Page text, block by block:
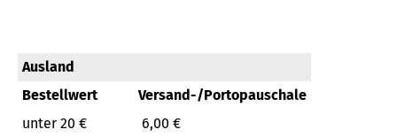
Ausland
Bestellwert
Versand-/Portopauschale
unter 20 €
6,00 €